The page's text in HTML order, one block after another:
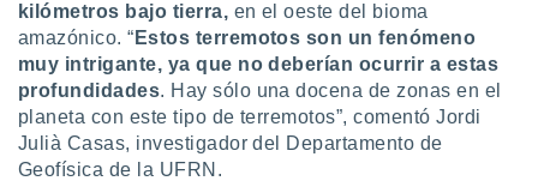
únicos
similares
como
kilómetros bajo tierra, en el oeste del bioma
amazónico. “ Estos terremotos son un fenómeno
muy intrigante, ya que no deberían ocurrir a estas
profundidades. Hay sólo una docena de zonas en el
planeta con este tipo de terremotos”, comentó Jordi
Julià Casas, investigador del Departamento de
Geofísica de la UFRN.